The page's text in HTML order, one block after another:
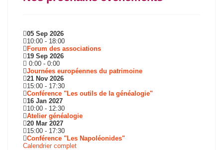
05 Sep 2026
10:00 - 18:00
Forum des associations
19 Sep 2026
0:00 - 0:00
Journées européennes du patrimoine
21 Nov 2026
15:00 - 17:30
Conférence "Les outils de la généalogie"
16 Jan 2027
10:00 - 12:30
Atelier généalogie
20 Mar 2027
15:00 - 17:30
Conférence "Les Napoléonides"
Calendrier complet